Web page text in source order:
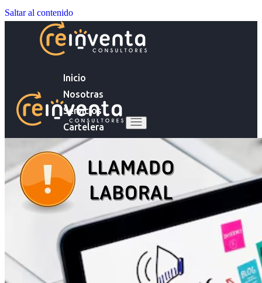
Saltar al contenido
Inicio
Nosotras
Servicios
Cartelera
Noticias
Contacto
Ingresa tu Curriculum ->
Inicio
Nosotras
Servicios
Cartelera
Noticias
Contacto
Ingresa tu Curriculum